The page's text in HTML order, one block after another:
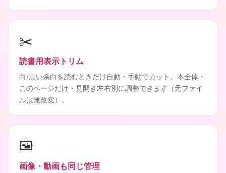
✂️
読書用表示トリム
白/黒い余白を読むときだけ自動・手動でカット。本全体・
このページだけ・見開き左右別に調整できます（元ファイ
ルは無改変）。
🖼️
画像・動画も同じ管理